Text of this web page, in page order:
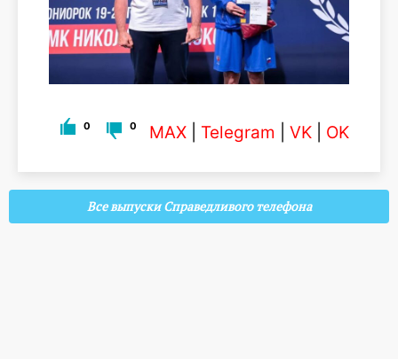
0 0 MAX Telegram VK OK
Все выпуски Справедливого телефона